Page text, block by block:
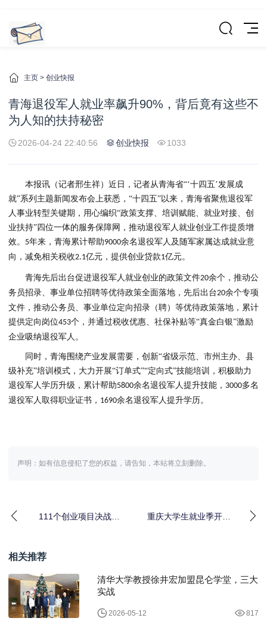
主页 > 创业快报
青海退役军人就业率飙升90%，背后竟有这些不
为人知的扶持秘密
2026-04-24 22:40:56 创业快报 1033
本报讯（记者邢生祥）近日，记者从青海省“‘十四五’发展成
就”系列主题新闻发布会上获悉，“十四五”以来，青海省聚焦退役军
人事业转型关键期，用心编织“政策支撑、培训赋能、就业对接、创
业扶持”四位一体的服务保障网，推动退役军人就业创业工作提质增
效。 5年来，青海累计帮助9000余名退役军人及随军家属达成就业意
向，减免相关税收2.1亿元，提供创业贷款1亿元。
青海先后出台促进退役军人就业创业的政策文件20余个，推动公
务员招录、事业单位招聘等优待政策全面落地，先后出台20余个专项
文件，推动公务员、事业单位定向招录（聘）等优待政策落地，累计
提供定向岗位453个，并通过税收优惠、社保补贴等“真金白银”激励
企业吸纳退役军人。
同时，青海围绕产业发展需要，创新“省级示范、市州主办、县
级补充”培训模式，大力开展“订单式”“定向式”技能培训，积极助力
退役军人学历升级，累计帮助5800余名退役军人提升技能， 3000多名
退役军人取得职业证书， 1690余名退役军人提升学历。
声明：如有信息侵犯了您的权益，请告知，本站将立刻删除。
111个创业项目决战河
重庆大学生就业季开
相关推荐
清华大学教授徐井宏加盟昆仑学堂，三大
实战
2026-05-12 817